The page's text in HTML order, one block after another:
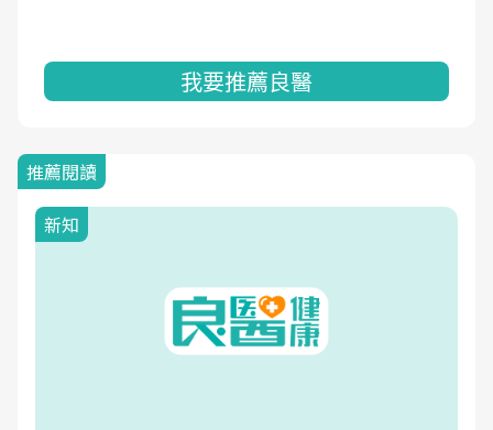
我要推薦良醫
推薦閱讀
新知